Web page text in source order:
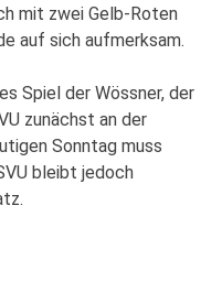
mit zwei Gelb-Roten
auf sich aufmerksam.
Spiel der Wössner, der
zunächst an der
Sonntag muss
bleibt jedoch